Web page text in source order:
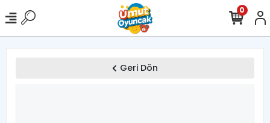
0
Geri Dön